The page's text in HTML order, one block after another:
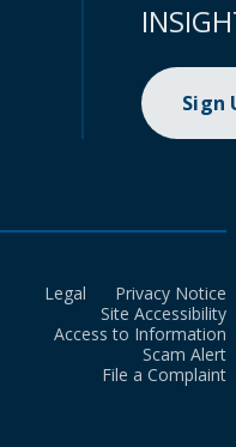
Sign
Legal
Privacy Notice
Site Accessibility
Access to Information
Scam Alert
File a Complaint